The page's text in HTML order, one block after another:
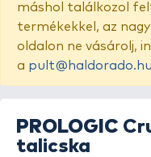
máshol találkozol
termékekkel, az
oldalon ne vásárolj,
a pult@haldorado.hu
PROLOGIC
talicska